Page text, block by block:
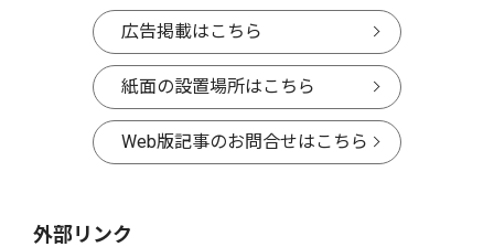
広告掲載はこちら
紙面の設置場所はこちら
Web版記事のお問合せはこちら
外部リンク